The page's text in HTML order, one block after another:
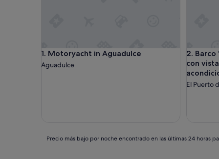
1. Motoryacht in Aguadulce
Motoryacht in Aguadulce
Aguadulce
2. Barco
con
Barco
El Puerto
Precio
Precio más bajo por noche encontrado en las últimas 24 horas